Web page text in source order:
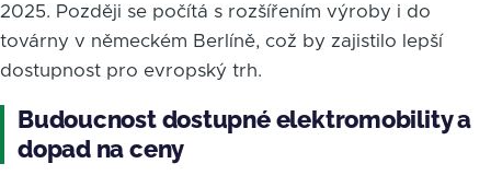
2025. Později se počítá s rozšířením výroby i do
továrny v německém Berlíně, což by zajistilo lepší
dostupnost pro evropský trh.
Budoucnost dostupné elektromobility a
dopad na ceny